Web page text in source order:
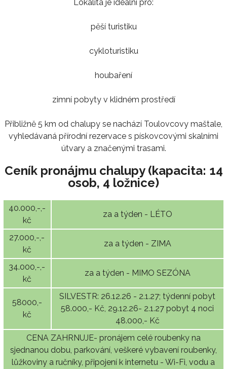
Lokalita je ideální pro:
pěší turistiku
cykloturistiku
houbaření
zimní pobyty v klidném prostředí
Přibližně 5 km od chalupy se nachází Toulovcovy maštale,
vyhledávaná přírodní rezervace s pískovcovými skalními
útvary a značenými trasami.
Ceník pronájmu chalupy (kapacita: 14
osob, 4 ložnice)
40.000,-,-
kč
za a týden - LÉTO
27.000,-,-
kč
za a týden - ZIMA
34.000,-,-
kč
za a týden - MIMO SEZÓNA
58000,-
kč
SILVESTR: 26.12.26 - 2.1.27; týdenní pobyt
58.000,- Kč, 29.12.26- 2.1.27 pobyt 4 noci
48.000,- Kč
CENA ZAHRNUJE- pronájem celé roubenky na
sjednanou dobu, parkování, veškeré vybavení roubenky,
lůžkoviny a ručníky, připojení k internetu - Wi-Fi, vodu a